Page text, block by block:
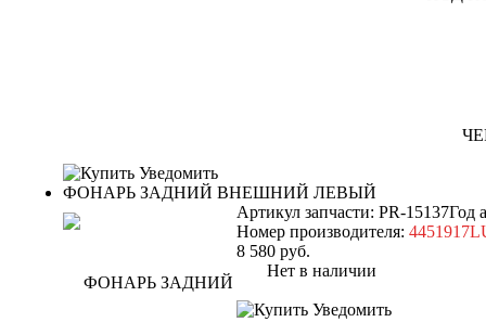
Уведомить
ФОНАРЬ ЗАДНИЙ ВНЕШНИЙ ЛЕВЫЙ
Артикул запчасти: PR-15137Год
Номер производителя:
8 580 руб.
Нет в наличии
Уведомить